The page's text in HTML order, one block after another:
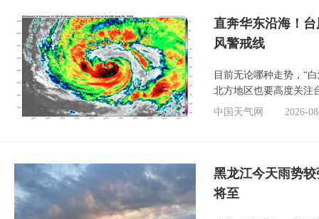
直奔华东沿海！
风警戒线
目前无论哪种走势，“
北方地区也要高度关注
中国天气网
2026-
黑龙江今天雨势
将至